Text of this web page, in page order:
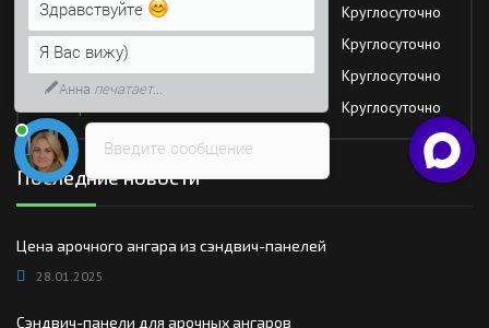
Четверг
Круглосуточно
Пятница
Круглосуточно
Суббота
Круглосуточно
Круглосуточно
Последние новости
Цена арочного ангара из сэндвич-панелей
28.01.2025
Сэндвич-панели для арочных ангаров
Введите сообщение
Здравствуйте
Я Вас вижу)
Анна печатает...